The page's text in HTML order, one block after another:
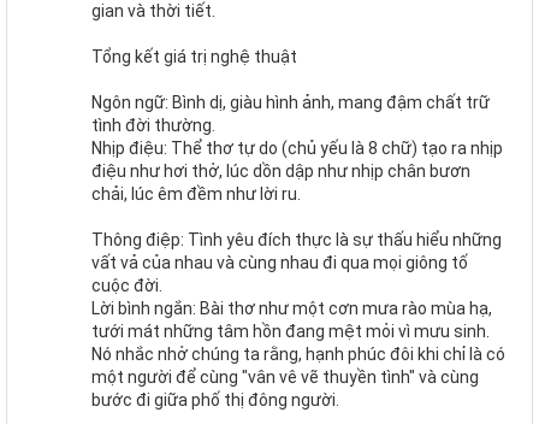
gian và thời tiết.
Tổng kết giá trị nghệ thuật
Ngôn ngữ: Bình dị, giàu hình ảnh, mang đậm chất trữ
tình đời thường.
Nhịp điệu: Thể thơ tự do (chủ yếu là 8 chữ) tạo ra nhịp
điệu như hơi thở, lúc dồn dập như nhịp chân bươn
chải, lúc êm đềm như lời ru.
Thông điệp: Tình yêu đích thực là sự thấu hiểu những
vất vả của nhau và cùng nhau đi qua mọi giông tố
cuộc đời.
Lời bình ngắn: Bài thơ như một cơn mưa rào mùa hạ,
tưới mát những tâm hồn đang mệt mỏi vì mưu sinh.
Nó nhắc nhở chúng ta rằng, hạnh phúc đôi khi chỉ là có
một người để cùng "vân vê vẽ thuyền tình" và cùng
bước đi giữa phố thị đông người.